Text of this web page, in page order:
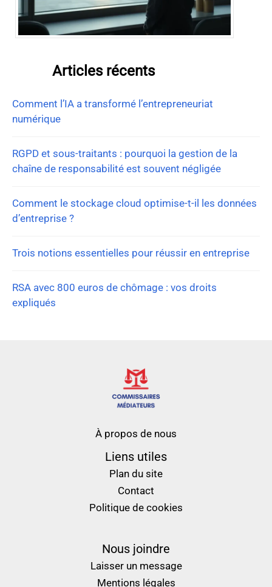
Articles récents
Comment l’IA a transformé l’entrepreneuriat
numérique
RGPD et sous-traitants : pourquoi la gestion de la
chaîne de responsabilité est souvent négligée
Comment le stockage cloud optimise-t-il les données
d’entreprise ?
Trois notions essentielles pour réussir en entreprise
RSA avec 800 euros de chômage : vos droits
expliqués
À propos de nous
Liens utiles
Plan du site
Contact
Politique de cookies
Nous joindre
Laisser un message
Mentions légales